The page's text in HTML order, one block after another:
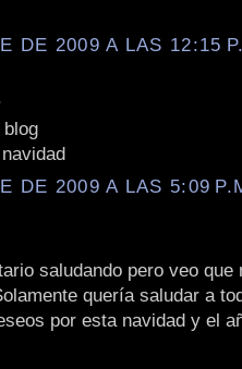
DE 2009 A LAS 12:15
DE 2009 A LAS 5:09
saludando pero veo que
quería saludar a
por esta navidad y el